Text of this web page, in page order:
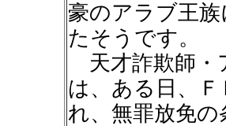
豪のアラブ王
たそうです。
天才詐欺師・
は、ある日、
れ、無罪放免